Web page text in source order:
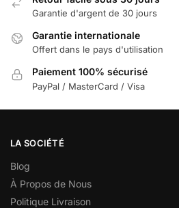
Garantie d'argent de 30 jours
Garantie internationale
Offert dans le pays d'utilisation
Paiement 100% sécurisé
PayPal / MasterCard / Visa
LA SOCIÉTÉ
Blog
À Propos de Nous
Politique Livraison